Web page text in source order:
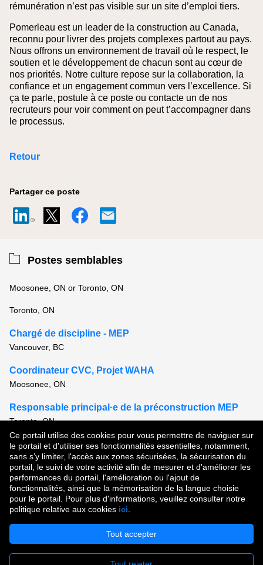
Ce portail utilise des cookies pour vous permettre de naviguer sur
le portail et d'utiliser ses fonctionnalités essentielles, notamment,
sans s’y limiter, l'accès aux zones sécurisées, la sécurisation du
portail, le suivi de votre activité afin de mesurer et d'améliorer les
performances du portail, l'amélioration ou l'ajout de
fonctionnalités, ainsi que la mémorisation de la langue choisie
pour le portail. Pour plus d'informations, veuillez consulter notre
politique relative aux cookies ici.
Tout accepter
rémunération n’est pas visible sur un site d’emploi tiers.
Pomerleau est un leader de la construction au Canada,
reconnu pour livrer des projets complexes partout au pays.
Nous offrons un environnement de travail où le respect, le
soutien et le développement de chacun sont au cœur de
nos priorités. Notre culture repose sur la collaboration, la
confiance et un engagement commun vers l’excellence. Si
ça te parle, postule à ce poste ou contacte un de nos
recruteurs pour voir comment on peut t’accompagner dans
le processus.
Retour
Partager ce poste
Postes semblables
Moosonee, ON or Toronto, ON
Toronto, ON
Chargé de discipline - MEP
Vancouver, BC
Coordinateur CVC, Projet WAHA
Moosonee, ON
Responsable principal·e de la préconstruction MEP
Toronto, ON
Voir tous les postes semblables
Droit d'auteur © 2026
Conditions d'utilisation | Politique de confidentialité